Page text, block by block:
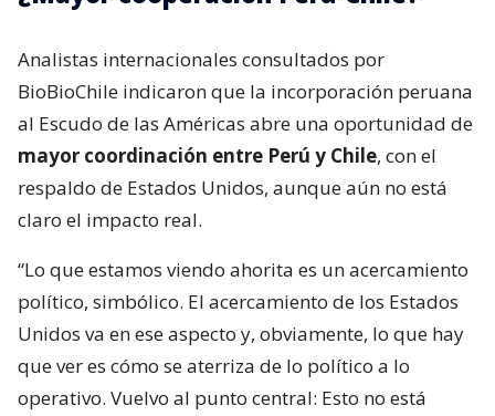
Analistas internacionales consultados por
BioBioChile indicaron que la incorporación peruana
al Escudo de las Américas abre una oportunidad de
mayor coordinación entre Perú y Chile, con el
respaldo de Estados Unidos, aunque aún no está
claro el impacto real.
“Lo que estamos viendo ahorita es un acercamiento
político, simbólico. El acercamiento de los Estados
Unidos va en ese aspecto y, obviamente, lo que hay
que ver es cómo se aterriza de lo político a lo
operativo. Vuelvo al punto central: Esto no está